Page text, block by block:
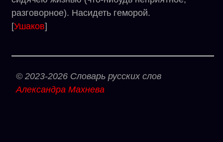
разговорное). Насидеть геморой.
[Ушаков]
© 2023-2026 Словарь русских слов
Александра Махнева